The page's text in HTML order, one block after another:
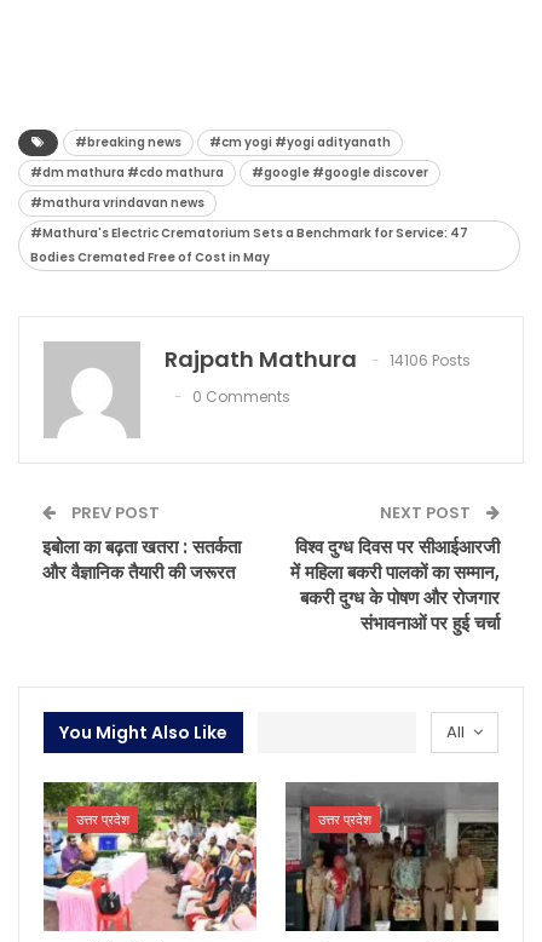
#breaking news
#cm yogi #yogi adityanath
#dm mathura #cdo mathura
#google #google discover
#mathura vrindavan news
#Mathura's Electric Crematorium Sets a Benchmark for Service: 47
Bodies Cremated Free of Cost in May
Rajpath Mathura
14106 Posts
0 Comments
PREV POST
इबोला का बढ़ता खतरा : सतर्कता
और वैज्ञानिक तैयारी की जरूरत
NEXT POST
विश्व दुग्ध दिवस पर सीआईआरजी
में महिला बकरी पालकों का सम्मान,
बकरी दुग्ध के पोषण और रोजगार
संभावनाओं पर हुई चर्चा
All
You Might Also Like
उत्तर प्रदेश उत्तर प्रदेश